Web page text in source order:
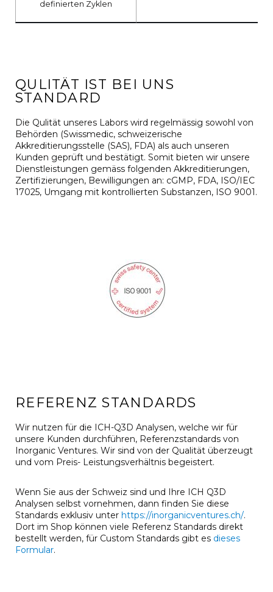
definierten Zyklen
QULITÄT IST BEI UNS
STANDARD
Die Qulität unseres Labors wird regelmässig sowohl von
Behörden (Swissmedic, schweizerische
Akkreditierungsstelle (SAS), FDA) als auch unseren
Kunden geprüft und bestätigt. Somit bieten wir unsere
Dienstleistungen gemäss folgenden Akkreditierungen,
Zertifizierungen, Bewilligungen an: cGMP, FDA, ISO/IEC
17025, Umgang mit kontrollierten Substanzen, ISO 9001.
REFERENZ STANDARDS
Wir nutzen für die ICH-Q3D Analysen, welche wir für
unsere Kunden durchführen, Referenzstandards von
Inorganic Ventures. Wir sind von der Qualität überzeugt
und vom Preis- Leistungsverhältnis begeistert.
Wenn Sie aus der Schweiz sind und Ihre ICH Q3D
Analysen selbst vornehmen, dann finden Sie diese
Standards exklusiv unter https://inorganicventures.ch/.
Dort im Shop können viele Referenz Standards direkt
bestellt werden, für Custom Standards gibt es dieses
Formular.